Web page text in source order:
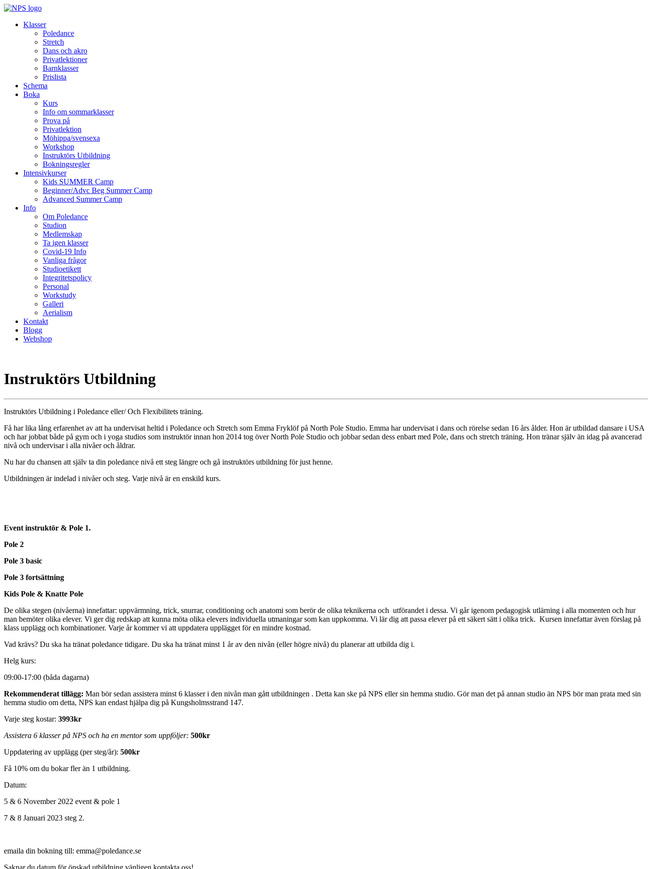
Klasser
Poledance
Stretch
Dans och akro
Privatlektioner
Barnklasser
Prislista
Schema
Boka
Kurs
Info om sommarklasser
Prova på
Privatlektion
Möhippa/svensexa
Workshop
Instruktörs Utbildning
Bokningsregler
Intensivkurser
Kids SUMMER Camp
Beginner/Advc Beg Summer Camp
Advanced Summer Camp
Info
Om Poledance
Studion
Medlemskap
Ta igen klasser
Covid-19 Info
Vanliga frågor
Studioetikett
Integritetspolicy
Personal
Workstudy
Galleri
Aerialism
Kontakt
Blogg
Webshop
Instruktörs Utbildning
Instruktörs Utbildning i Poledance eller/ Och Flexibilitets träning.
Få har lika lång erfarenhet av att ha undervisat heltid i Poledance och Stretch som Emma Fryklöf på North Pole Studio. Emma har undervisat i dans och rörelse sedan 16 års ålder. Hon är utbildad dansare i USA
och har jobbat både på gym och i yoga studios som instruktör innan hon 2014 tog över North Pole Studio och jobbar sedan dess enbart med Pole, dans och stretch träning. Hon tränar själv än idag på avancerad
nivå och undervisar i alla nivåer och åldrar.
Nu har du chansen att själv ta din poledance nivå ett steg längre och gå instruktörs utbildning för just henne.
Utbildningen är indelad i nivåer och steg. Varje nivå är en enskild kurs.
Event instruktör & Pole 1.
Pole 2
Pole 3 basic
Pole 3 fortsättning
Kids Pole & Knatte Pole
De olika stegen (nivåerna) innefattar: uppvärmning, trick, snurrar, conditioning och anatomi som berör de olika teknikerna och utförandet i dessa. Vi går igenom pedagogisk utlärning i alla momenten och hur
man bemöter olika elever. Vi ger dig redskap att kunna möta olika elevers individuella utmaningar som kan uppkomma. Vi lär dig att passa elever på ett säkert sätt i olika trick. Kursen innefattar även förslag på
klass upplägg och kombinationer. Varje år kommer vi att uppdatera upplägget för en mindre kostnad.
Vad krävs? Du ska ha tränat poledance tidigare. Du ska ha tränat minst 1 år av den nivån (eller högre nivå) du planerar att utbilda dig i.
Helg kurs:
09:00-17:00 (båda dagarna)
Rekommenderat tillägg: Man bör sedan assistera minst 6 klasser i den nivån man gått utbildningen . Detta kan ske på NPS eller sin hemma studio. Gör man det på annan studio än NPS bör man prata med sin
hemma studio om detta, NPS kan endast hjälpa dig på Kungsholmsstrand 147.
Varje steg kostar: 3993kr
Assistera 6 klasser på NPS och ha en mentor som uppföljer: 500kr
Uppdatering av upplägg (per steg/år): 500kr
Få 10% om du bokar fler än 1 utbildning.
Datum:
5 & 6 November 2022 event & pole 1
7 & 8 Januari 2023 steg 2.
emaila din bokning till: emma@poledance.se
Saknar du datum för önskad utbildning vänligen kontakta oss!